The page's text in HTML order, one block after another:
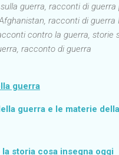
guerra, racconti di guerra
racconti di guerra
contro la guerra, storie
racconto di guerra
guerra
guerra e le materie
storia cosa insegna oggi